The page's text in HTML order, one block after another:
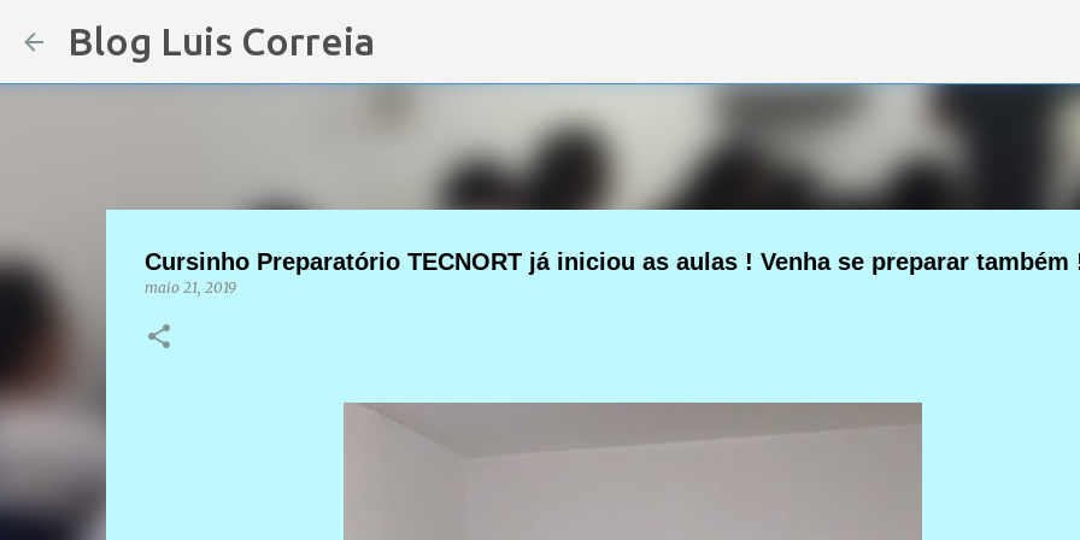
Blog Luis Correia
Cursinho Preparatório TECNORT já iniciou as aulas ! Venha se preparar também
maio 21, 2019